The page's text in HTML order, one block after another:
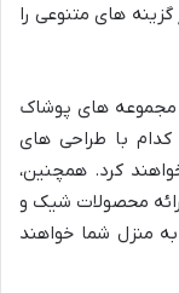
گزینه های متنوعی را
مجموعه های پوشاک
کدام با طراحی های
کرد. همچنین،
محصولات شیک و
منزل شما خواهند